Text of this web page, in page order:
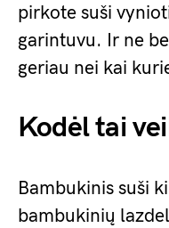
pirkote suši
garintuvu. Ir ne
geriau nei kai
Kodėl tai
Bambukinis suši
bambukinių